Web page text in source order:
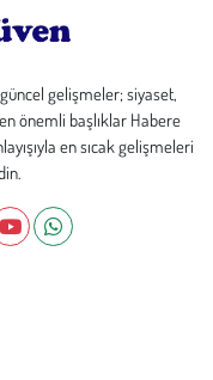
gelişmeler; siyaset,
önemli başlıklar Habere
en sıcak gelişmeleri